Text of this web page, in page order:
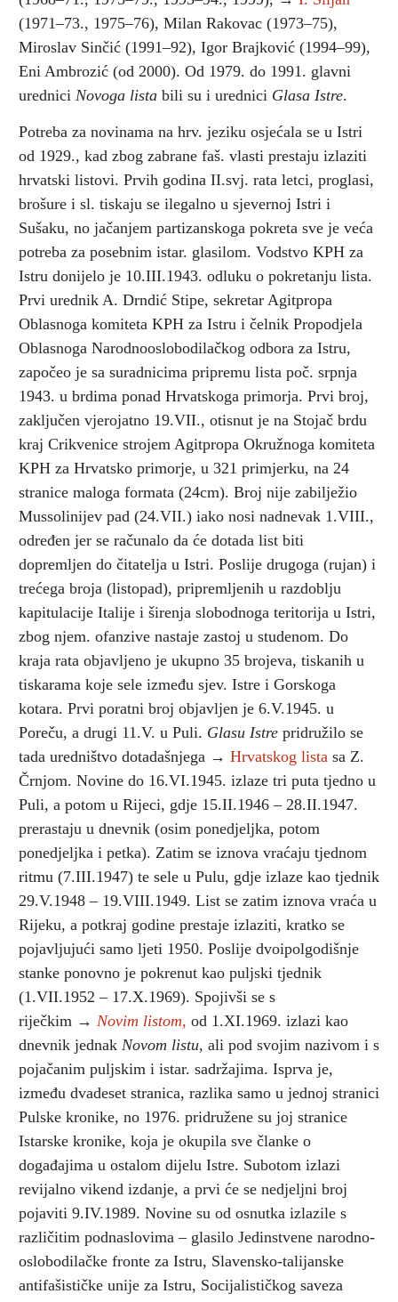
(1971–73., 1975–76), Milan Rakovac (1973–75),
Miroslav Sinčić (1991–92), Igor Brajković (1994–99),
Eni Ambrozić (od 2000). Od 1979. do 1991. glavni
urednici Novoga lista bili su i urednici Glasa Istre.
Potreba za novinama na hrv. jeziku osjećala se u Istri
od 1929., kad zbog zabrane faš. vlasti prestaju izlaziti
hrvatski listovi. Prvih godina II.svj. rata letci, proglasi,
brošure i sl. tiskaju se ilegalno u sjevernoj Istri i
Sušaku, no jačanjem partizanskoga pokreta sve je veća
potreba za posebnim istar. glasilom. Vodstvo KPH za
Istru donijelo je 10.III.1943. odluku o pokretanju lista.
Prvi urednik A. Drndić Stipe, sekretar Agitpropa
Oblasnoga komiteta KPH za Istru i čelnik Propodjela
Oblasnoga Narodnooslobodilačkog odbora za Istru,
započeo je sa suradnicima pripremu lista poč. srpnja
1943. u brdima ponad Hrvatskoga primorja. Prvi broj,
zaključen vjerojatno 19.VII., otisnut je na Stojač brdu
kraj Crikvenice strojem Agitpropa Okružnoga komiteta
KPH za Hrvatsko primorje, u 321 primjerku, na 24
stranice maloga formata (24cm). Broj nije zabilježio
Mussolinijev pad (24.VII.) iako nosi nadnevak 1.VIII.,
određen jer se računalo da će dotada list biti
dopremljen do čitatelja u Istri. Poslije drugoga (rujan) i
trećega broja (listopad), pripremljenih u razdoblju
kapitulacije Italije i širenja slobodnoga teritorija u Istri,
zbog njem. ofanzive nastaje zastoj u studenom. Do
kraja rata objavljeno je ukupno 35 brojeva, tiskanih u
tiskarama koje sele između sjev. Istre i Gorskoga
kotara. Prvi poratni broj objavljen je 6.V.1945. u
Poreču, a drugi 11.V. u Puli. Glasu Istre pridružilo se
tada uredništvo dotadašnjega → Hrvatskog lista sa Z.
Črnjom. Novine do 16.VI.1945. izlaze tri puta tjedno u
Puli, a potom u Rijeci, gdje 15.II.1946 – 28.II.1947.
prerastaju u dnevnik (osim ponedjeljka, potom
ponedjeljka i petka). Zatim se iznova vraćaju tjednom
ritmu (7.III.1947) te sele u Pulu, gdje izlaze kao tjednik
29.V.1948 – 19.VIII.1949. List se zatim iznova vraća u
Rijeku, a potkraj godine prestaje izlaziti, kratko se
pojavljujući samo ljeti 1950. Poslije dvoipolgodišnje
stanke ponovno je pokrenut kao puljski tjednik
(1.VII.1952 – 17.X.1969). Spojivši se s
riječkim → Novim listom, od 1.XI.1969. izlazi kao
dnevnik jednak Novom listu, ali pod svojim nazivom i s
pojačanim puljskim i istar. sadržajima. Isprva je,
između dvadeset stranica, razlika samo u jednoj stranici
Pulske kronike, no 1976. pridružene su joj stranice
Istarske kronike, koja je okupila sve članke o
događajima u ostalom dijelu Istre. Subotom izlazi
revijalno vikend izdanje, a prvi će se nedjeljni broj
pojaviti 9.IV.1989. Novine su od osnutka izlazile s
različitim podnaslovima – glasilo Jedinstvene narodno-
oslobodilačke fronte za Istru, Slavensko-talijanske
antifašističke unije za Istru, Socijalističkog saveza